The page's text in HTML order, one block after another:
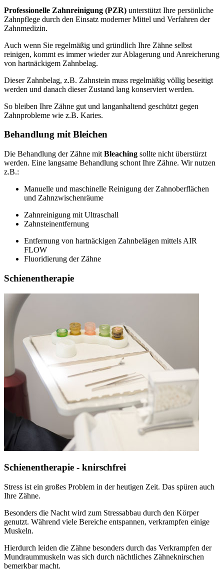
Professionelle Zahnreinigung (PZR) unterstützt Ihre persönliche
Zahnpflege durch den Einsatz moderner Mittel und Verfahren der
Zahnmedizin.
Auch wenn Sie regelmäßig und gründlich Ihre Zähne selbst
reinigen, kommt es immer wieder zur Ablagerung und Anreicherung
von hartnäckigem Zahnbelag.
Dieser Zahnbelag, z.B. Zahnstein muss regelmäßig völlig beseitigt
werden und danach dieser Zustand lang konserviert werden.
So bleiben Ihre Zähne gut und langanhaltend geschützt gegen
Zahnprobleme wie z.B. Karies.
Behandlung mit Bleichen
Die Behandlung der Zähne mit Bleaching sollte nicht überstürzt
werden. Eine langsame Behandlung schont Ihre Zähne. Wir nutzen
z.B.:
Manuelle und maschinelle Reinigung der Zahnoberflächen
und Zahnzwischenräume
Zahnreinigung mit Ultraschall
Zahnsteinentfernung
Entfernung von hartnäckigen Zahnbelägen mittels AIR
FLOW
Fluoridierung der Zähne
Schienentherapie
Schienentherapie - knirschfrei
Stress ist ein großes Problem in der heutigen Zeit. Das spüren auch
Ihre Zähne.
Besonders die Nacht wird zum Stressabbau durch den Körper
genutzt. Während viele Bereiche entspannen, verkrampfen einige
Muskeln.
Hierdurch leiden die Zähne besonders durch das Verkrampfen der
Mundraummuskeln was sich durch nächtliches Zähneknirschen
bemerkbar macht.